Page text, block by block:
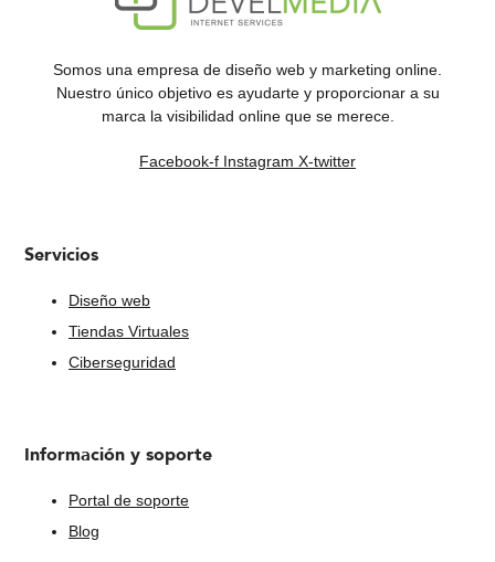
Somos una empresa de diseño web y marketing online.
Nuestro único objetivo es ayudarte y proporcionar a su
marca la visibilidad online que se merece.
Facebook-f Instagram X-twitter
Servicios
Diseño web
Tiendas Virtuales
Ciberseguridad
Información y soporte
Portal de soporte
Blog